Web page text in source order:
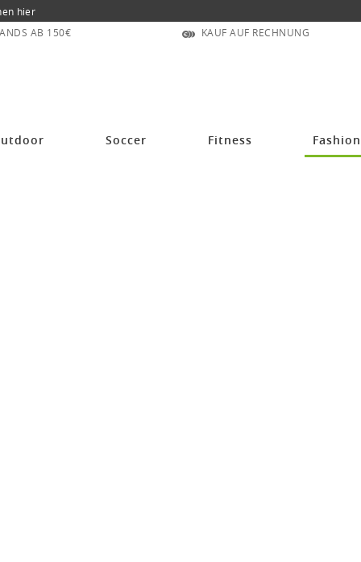
hier
AB 150€
KAUF AUF RECHNUNG
Soccer Fitness Fashion